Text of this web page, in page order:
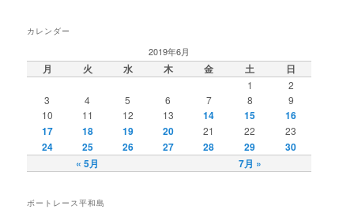
カレンダー
2019年6月
月 火 水 木 金 土 日
« 5月 7月 »
1
2
3
4 5 6 7 8
9
10
11 12 13 14 15
16
17
18 19 20 21 22 23
24 25 26 27 28 29 30
ボートレース平和島